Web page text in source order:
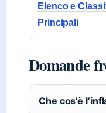
Elenco e
Principali
Domande
Che cos’è